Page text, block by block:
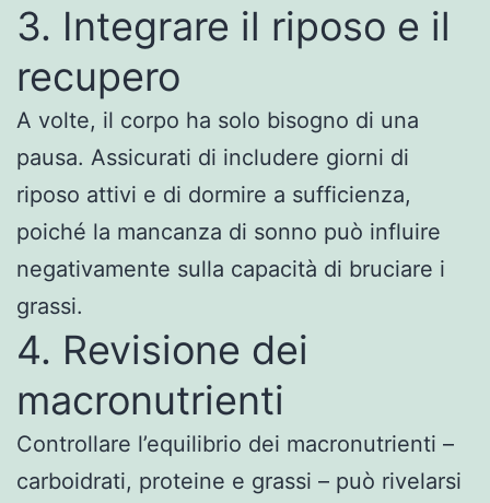
3. Integrare il riposo e il
recupero
A volte, il corpo ha solo bisogno di una
pausa. Assicurati di includere giorni di
riposo attivi e di dormire a sufficienza,
poiché la mancanza di sonno può influire
negativamente sulla capacità di bruciare i
grassi.
4. Revisione dei
macronutrienti
Controllare l’equilibrio dei macronutrienti –
carboidrati, proteine e grassi – può rivelarsi